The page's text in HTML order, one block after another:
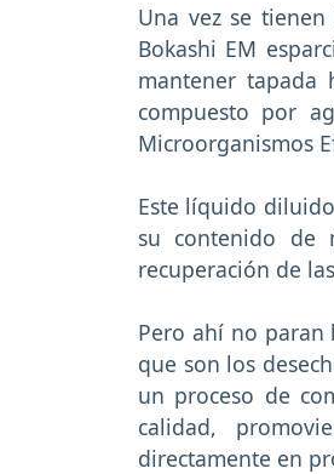
Una vez se
Bokashi EM
mantener tapada
compuesto por
Microorganismos
Este líquido
su contenido de
recuperación de
Pero ahí no paran
que son los
un proceso de
calidad,
directamente en